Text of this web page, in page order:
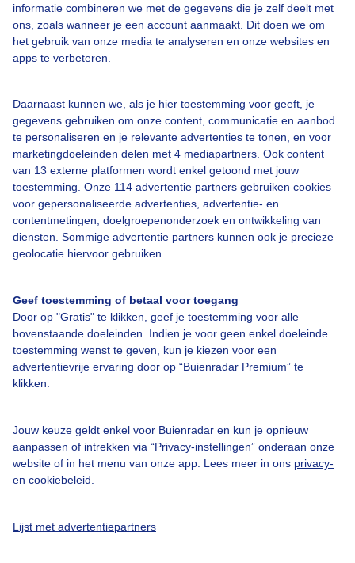
informatie combineren we met de gegevens die je zelf deelt met
ons, zoals wanneer je een account aanmaakt. Dit doen we om
het gebruik van onze media te analyseren en onze websites en
apps te verbeteren.
Daarnaast kunnen we, als je hier toestemming voor geeft, je
gegevens gebruiken om onze content, communicatie en aanbod
te personaliseren en je relevante advertenties te tonen, en voor
marketingdoeleinden delen met 4 mediapartners. Ook content
van 13 externe platformen wordt enkel getoond met jouw
toestemming. Onze 114 advertentie partners gebruiken cookies
voor gepersonaliseerde advertenties, advertentie- en
contentmetingen, doelgroepenonderzoek en ontwikkeling van
diensten. Sommige advertentie partners kunnen ook je precieze
geolocatie hiervoor gebruiken.
Geef toestemming of betaal voor toegang
Door op "Gratis" te klikken, geef je toestemming voor alle
bovenstaande doeleinden. Indien je voor geen enkel doeleinde
toestemming wenst te geven, kun je kiezen voor een
advertentievrije ervaring door op “Buienradar Premium” te
klikken.
Jouw keuze geldt enkel voor Buienradar en kun je opnieuw
aanpassen of intrekken via “Privacy-instellingen” onderaan onze
website of in het menu van onze app. Lees meer in ons privacy-
en cookiebeleid
Lijst met advertentiepartners
Een moment geduld aub...
Over Buienradar
Bedrijfsgegevens
Veelgestelde vragen
Contact
Gebruikersvoorwaarden
Adverteren
Buienradar Team
Privacy beleid
Privacy instellingen
Gratis weerdata
Buienradar